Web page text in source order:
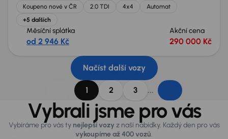
Koupeno nové v ČR 2.0 TDI 4x4
Automat
+5 dalších
Měsíční splátka
od 2 946 Kč
Akční cena
290 000 Kč
Načíst další vozy
1 2 3 ...
Vybrali jsme pro vás
Vybíráme pro vás ty nejlepší vozy z naší nabídky. Každý den pro vás
vykoupíme až 400 vozů.